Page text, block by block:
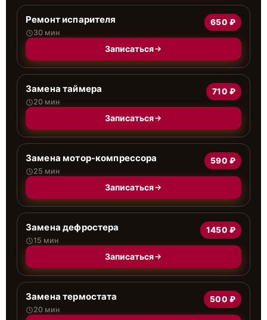
Ремонт испарителя
30 мин
650 ₽
Записаться
Замена таймера
20 мин
710 ₽
Записаться
Замена мотор-компрессора
25 мин
590 ₽
Записаться
Замена дефростера
15 мин
1450 ₽
Записаться
Замена термостата
20 мин
500 ₽